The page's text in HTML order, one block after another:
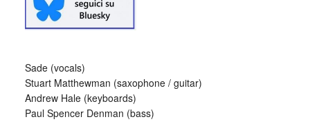
Sade (vocals)
Stuart Matthewman (saxophone / guitar)
Andrew Hale (keyboards)
Paul Spencer Denman (bass)